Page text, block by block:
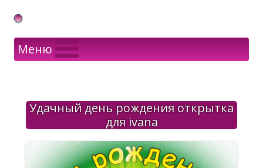
Gif Открытки в подарок
Меню
Удачный день рождения открытка
для ivana